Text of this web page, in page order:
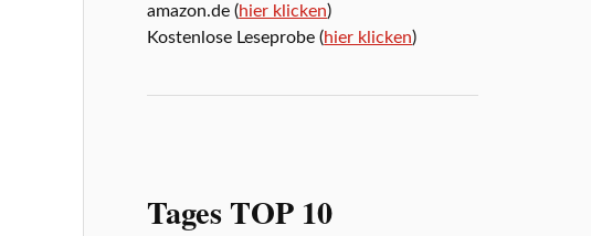
amazon.de (hier klicken)
Kostenlose Leseprobe (hier klicken)
Tages TOP 10